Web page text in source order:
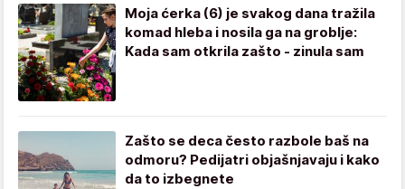
Moja ćerka (6) je svakog dana tražila
komad hleba i nosila ga na groblje:
Kada sam otkrila zašto - zinula sam
Zašto se deca često razbole baš na
odmoru? Pedijatri objašnjavaju i kako
da to izbegnete